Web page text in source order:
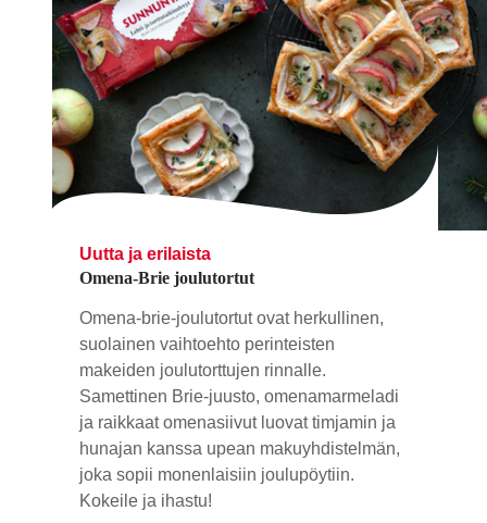
Uutta ja erilaista
Omena-Brie joulutortut
Omena-brie-joulutortut ovat herkullinen,
suolainen vaihtoehto perinteisten
makeiden joulutorttujen rinnalle.
Samettinen Brie-juusto, omenamarmeladi
ja raikkaat omenasiivut luovat timjamin ja
hunajan kanssa upean makuyhdistelmän,
joka sopii monenlaisiin joulupöytiin.
Kokeile ja ihastu!